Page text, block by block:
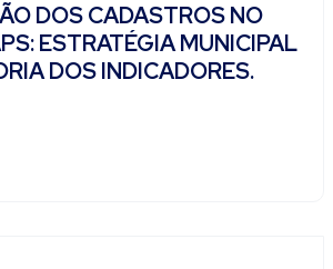
DOS CADASTROS NO
ESTRATÉGIA MUNICIPAL
DOS INDICADORES.